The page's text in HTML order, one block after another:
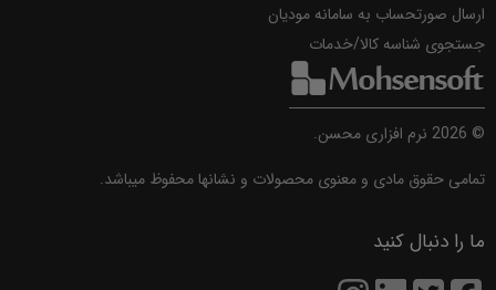
ارسال صورتحساب به سامانه مودیان
جستجوی شناسه کالا/خدمات
©
2026 نرم افزاری محسن.
تمامی حقوق مادی و معنوی محصولات و نشانها محفوظ میباشد.
ما را دنبال کنید